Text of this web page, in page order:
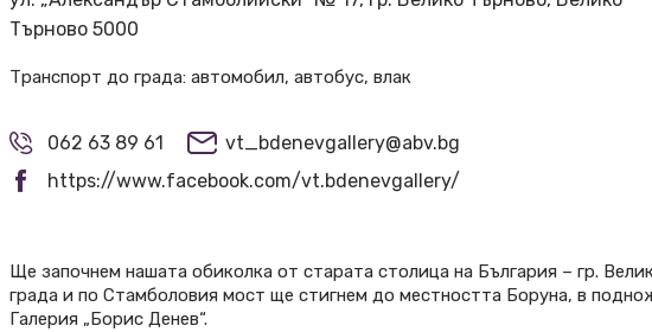
Търново 5000
Транспорт до града: автомобил, автобус, влак
062 63 89 61
vt_bdenevgallery@abv.bg
https://www.facebook.com/vt.bdenevgallery/
Ще започнем нашата обиколка от старата столица на България – гр.
града и по Стамболовия мост ще стигнем до местността Боруна, в
Галерия „Борис Денев“.